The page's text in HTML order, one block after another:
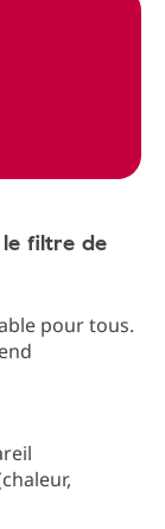
filtre de
pour tous.